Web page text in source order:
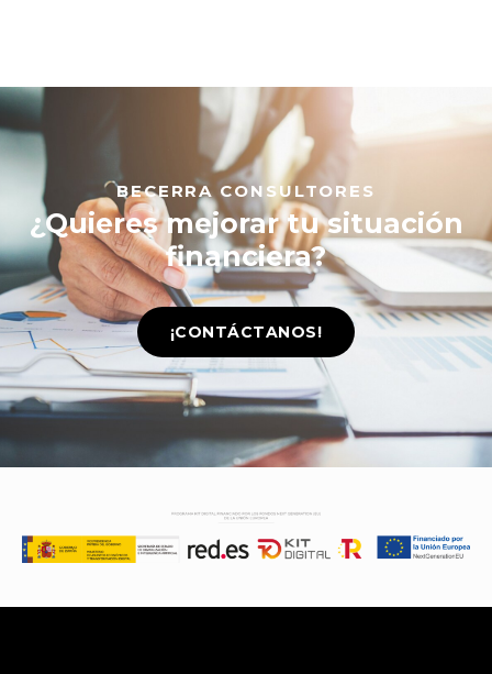
BECERRA CONSULTORES
¿Quieres mejorar tu situación
financiera?
¡CONTÁCTANOS!